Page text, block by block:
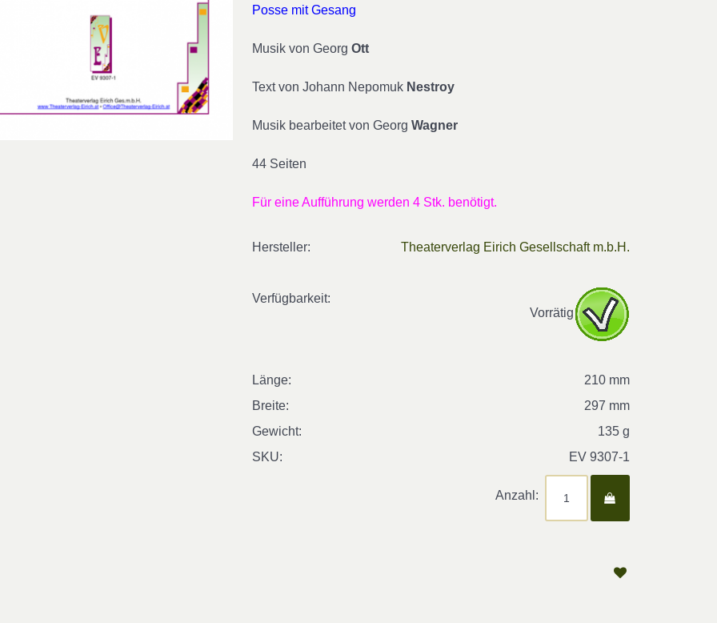
Posse mit Gesang
Musik von GeorgOtt
Text von Johann Nepomuk Nestroy
Musik bearbeitet von GeorgWagner
44 Seiten
Für eine Aufführung werden 4 Stk. benötigt.
Hersteller: Theaterverlag Eirich Gesellschaft m.b.H.
Verfügbarkeit:
Vorrätig
Länge:
210 mm
Breite:
297 mm
Gewicht:
135 g
SKU:
EV 9307-1
Anzahl: